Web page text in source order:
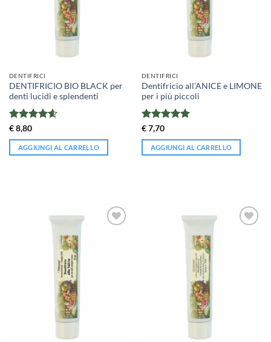
DENTIFRICI
DENTIFRICIO BIO BLACK per
denti lucidi e splendenti
Valutato
4.6su 5
€8,80
AGGIUNGI AL CARRELLO
DENTIFRICI
Dentifricio all’ANICE e LIMONE
per i più piccoli
Valutato
su 5
€7,70
AGGIUNGI AL CARRELLO